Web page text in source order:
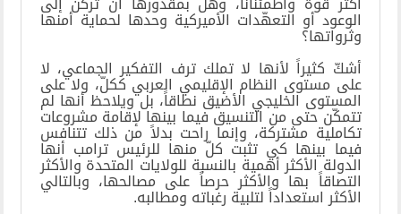
الوعود أو التعهّدات الأميركية وحدها لحماية أمنها
وثرواتها؟
أشكّ كثيراً لأنها لا تملك ترف التفكير الجماعي، لا
على مستوى النظام الإقليمي العربي ككلّ، ولا على
المستوى الخليجي الأضيق نطاقاً، بل ويلاحظ أنها لم
تتمكّن حتى من التنسيق فيما بينها لإقامة مشروعات
تكاملية مشتركة، وإنما راحت بدلاً من ذلك تتنافس
فيما بينها كي تثبت كلّ منها للرئيس ترامب أنها
الدولة الأكثر أهمية بالنسبة للولايات المتحدة والأكثر
التصاقاً بها والأكثر حرصاً على مصالحها، وبالتالي
الأكثر استعداداً لتلبية رغباته ومطالبه.